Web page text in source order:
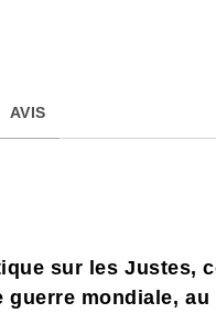
AVIS
sur les Justes,
guerre mondiale,